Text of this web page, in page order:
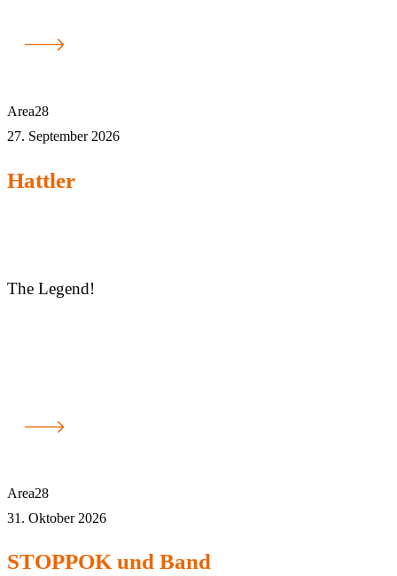
Area28
27. September 2026
Hattler
The Legend!
Area28
31. Oktober 2026
STOPPOK und Band